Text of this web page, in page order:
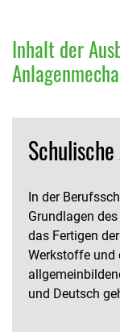
Inhalt der
In der
Grundlagen
das Fertigen
Werkstoffe und
und Deutsch